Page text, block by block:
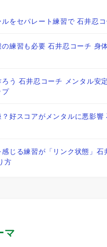
をセパレート練習で 石井忍
練習も必要 石井忍コーチ 身
ろう 石井忍コーチ メンタル安
プ
好スコアがメンタルに悪影響
じる練習が「リンク状態」石
方
マ